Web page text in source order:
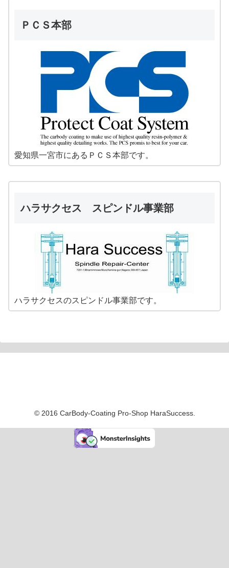
ＰＣＳ本部
愛知県一宮市にあるＰＣＳ本部です。
ハラサクセス スピンドル事業部
ハラサクセスのスピンドル事業部です。
© 2016 CarBody-Coating Pro-Shop HaraSuccess.